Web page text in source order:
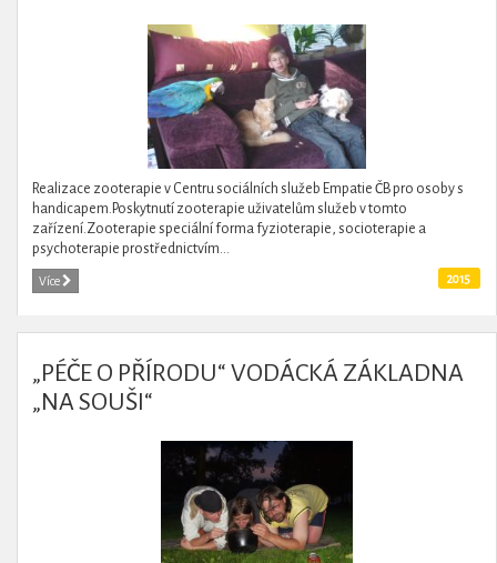
Realizace zooterapie v Centru sociálních služeb Empatie ČB pro osoby s
handicapem.Poskytnutí zooterapie uživatelům služeb v tomto
zařízení.Zooterapie speciální forma fyzioterapie, socioterapie a
psychoterapie prostřednictvím...
Více 2015
„PÉČE O PŘÍRODU“ VODÁCKÁ ZÁKLADNA
„NA SOUŠI“